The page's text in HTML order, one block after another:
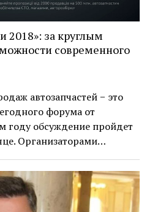
2018»: за круглым
современного
автозапчастей − это
форума от
году обсуждение пройдет
Организаторами…